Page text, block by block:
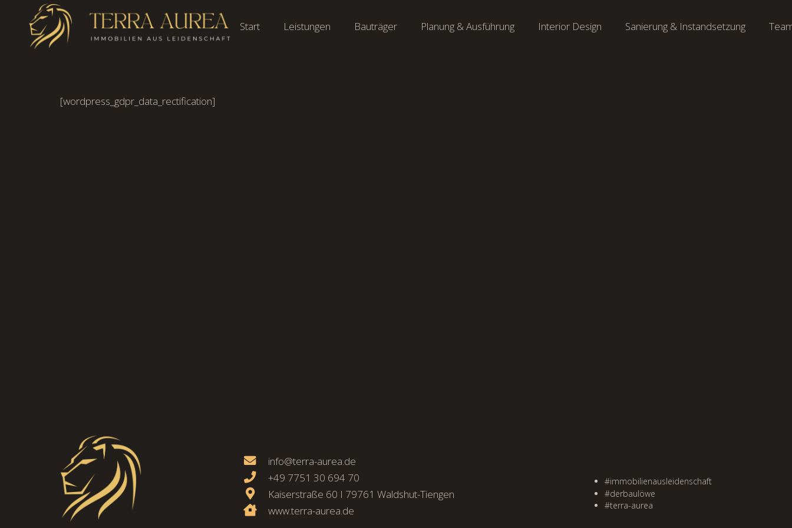
Start Leistungen Bauträger Planung & Ausführung Interior Design Sanierung & Instandsetzung
[wordpress_gdpr_data_rectification]
info@terra-aurea.de
+49 7751 30 694 70
Kaiserstraße 60 I 79761 Waldshut-Tiengen
www.terra-aurea.de
#immobilienausleidenschaft
#derbaulöwe
#terra-aurea